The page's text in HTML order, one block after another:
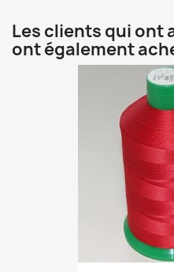
Les clients qui ont
ont également